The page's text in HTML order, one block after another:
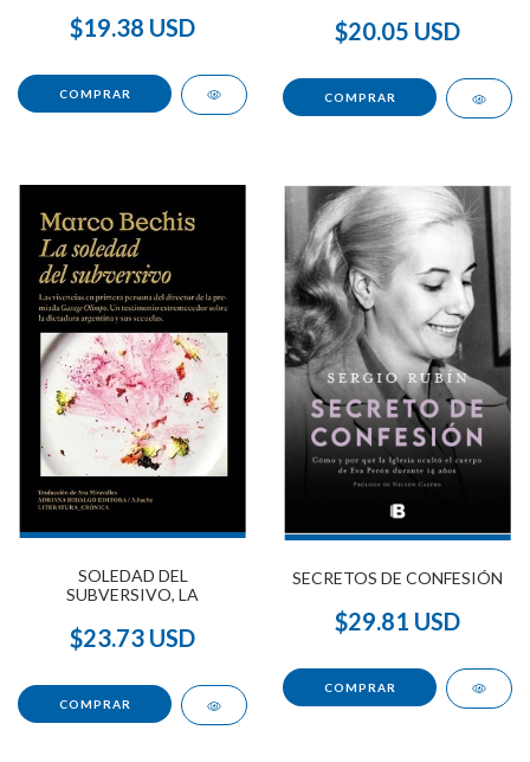
$19.38 USD $20.05 USD
SOLEDAD DEL
SUBVERSIVO, LA
$23.73 USD
SECRETOS DE CONFESIÓN
$29.81 USD